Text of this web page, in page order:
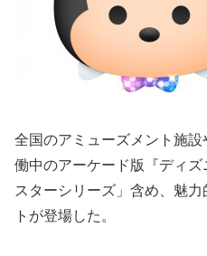
全国のアミューズメント施
働中のアーケード版『ディ
スターシリーズ」含め、魅
トが登場した。